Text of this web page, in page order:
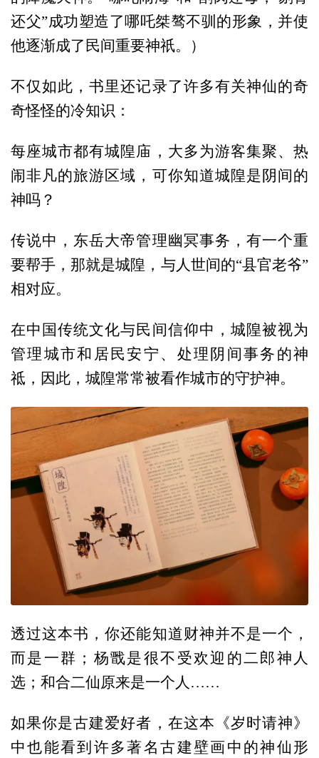
还父”成功塑造了哪吒桀骜不驯的形象，并使
他逐渐成了民间重要神祇。）
不仅如此，书里还记录了许多有关神仙的奇
奇怪怪的冷知识：
每座城市都有城隍庙，大多为游客集聚、热
闹非凡的旅游区域，可你知道城隍是阴间的
神吗？
传说中，东岳大帝管理幽冥事务，有一个重
要帮手，那就是城隍，与人世间的“县官老爷”
相对应。
在中国传统文化与民间信仰中，城隍被视为
管理城市和居民安宁、处理阴间事务的神
祗，因此，城隍常常被看作城市的守护神。
透过这本书，你还能知道财神并不是一个，
而是一群；杨戬是很不受欢迎的二郎神人
选；和合二仙原来是一个人……
如果你是古建爱好者，在这本《岁时请神》
中也能看到许多著名古建壁画中的神仙形